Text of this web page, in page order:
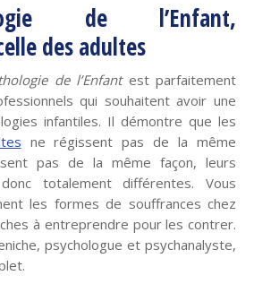
de l’Enfant,
des adultes
de l’Enfantest parfaitement
qui souhaitent avoir une
infantiles. Il démontre que les
ne régissent pas de la même
pas de la même façon, leurs
totalement différentes. Vous
les formes de souffrances chez
à entreprendre pour les contrer.
psychologue et psychanalyste,